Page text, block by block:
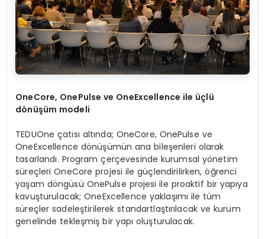
OneCore, OnePulse ve OneExcellence ile üçlü
dönüşüm modeli
TEDUOne çatısı altında; OneCore, OnePulse ve
OneExcellence dönüşümün ana bileşenleri olarak
tasarlandı. Program çerçevesinde kurumsal yönetim
süreçleri OneCore projesi ile güçlendirilirken, öğrenci
yaşam döngüsü OnePulse projesi ile proaktif bir yapıya
kavuşturulacak; OneExcellence yaklaşımı ile tüm
süreçler sadeleştirilerek standartlaştırılacak ve kurum
genelinde tekleşmiş bir yapı oluşturulacak.